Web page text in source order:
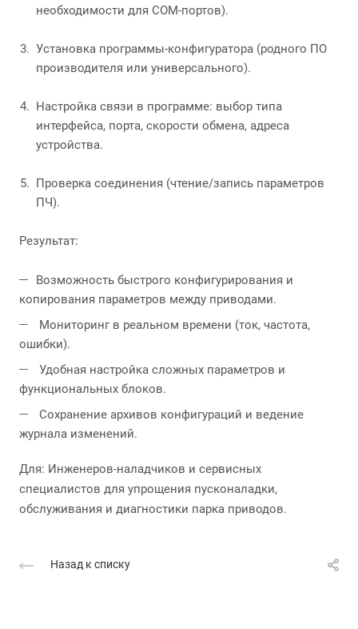
необходимости для COM-портов).
Установка программы-конфигуратора (родного ПО
производителя или универсального).
Настройка связи в программе: выбор типа
интерфейса, порта, скорости обмена, адреса
устройства.
Проверка соединения (чтение/запись параметров
ПЧ).
Результат:
Возможность быстрого конфигурирования и
копирования параметров между приводами.
Мониторинг в реальном времени (ток, частота,
ошибки).
Удобная настройка сложных параметров и
функциональных блоков.
Сохранение архивов конфигураций и ведение
журнала изменений.
Для: Инженеров-наладчиков и сервисных
специалистов для упрощения пусконаладки,
обслуживания и диагностики парка приводов.
Назад к списку